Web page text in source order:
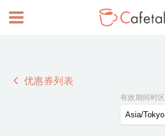
优惠券列表
有效期间时区